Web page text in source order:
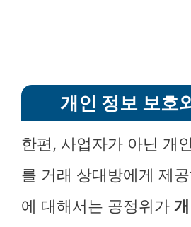
개인 정보 보호
한편, 사업자가 아닌 개
를 거래 상대방에게 제
에 대해서는 공정위가